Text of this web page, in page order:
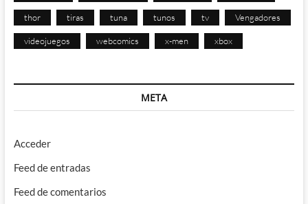
thor tiras tuna tunos tv Vengadores
videojuegos webcomics x-men xbox
META
Acceder
Feed de entradas
Feed de comentarios